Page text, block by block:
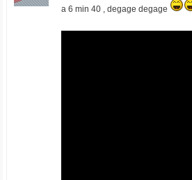
a 6 min 40 , degage degage